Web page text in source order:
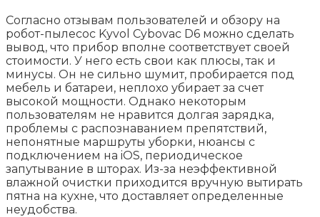
Согласно отзывам пользователей и обзору на
робот-пылесос Kyvol Cybovac D6 можно сделать
вывод, что прибор вполне соответствует своей
стоимости. У него есть свои как плюсы, так и
минусы. Он не сильно шумит, пробирается под
мебель и батареи, неплохо убирает за счет
высокой мощности. Однако некоторым
пользователям не нравится долгая зарядка,
проблемы с распознаванием препятствий,
непонятные маршруты уборки, нюансы с
подключением на iOS, периодическое
запутывание в шторах. Из-за неэффективной
влажной очистки приходится вручную вытирать
пятна на кухне, что доставляет определенные
неудобства.